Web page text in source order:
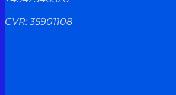
CVR: 35901108